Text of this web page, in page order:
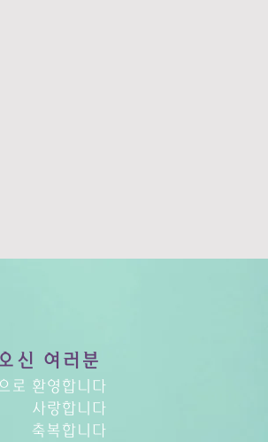
신 여러분
로 환영합니다
사랑합니다
축복합니다